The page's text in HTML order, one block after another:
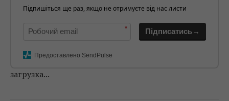
Підпишіться ще раз, якщо не отримуєте від нас листи
* Підписатись→
Предоставлено SendPulse
загрузка...